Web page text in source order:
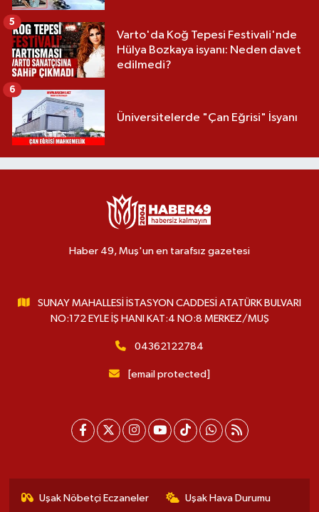
Varto'da Koğ Tepesi Festivali'nde
Hülya Bozkaya isyanı: Neden davet
edilmedi?
5
Üniversitelerde "Çan Eğrisi" İsyanı
6
Haber 49, Muş'un en tarafsız gazetesi
SUNAY MAHALLESİ İSTASYON CADDESİ ATATÜRK BULVARI
NO:172 EYLE İŞ HANI KAT:4 NO:8 MERKEZ/MUŞ
04362122784
[email protected]
Uşak Nöbetçi Eczaneler Uşak Hava Durumu